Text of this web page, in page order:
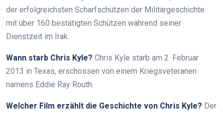
der erfolgreichsten Scharfschützen der Militärgeschichte
mit über 160 bestätigten Schützen während seiner
Dienstzeit im Irak.
Wann starb Chris Kyle? Chris Kyle starb am 2. Februar
2013 in Texas, erschossen von einem Kriegsveteranen
namens Eddie Ray Routh.
Welcher Film erzählt die Geschichte von Chris Kyle? Der